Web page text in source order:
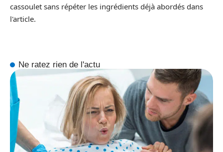
cassoulet sans répéter les ingrédients déjà abordés dans
l'article.
Ne ratez rien de l'actu